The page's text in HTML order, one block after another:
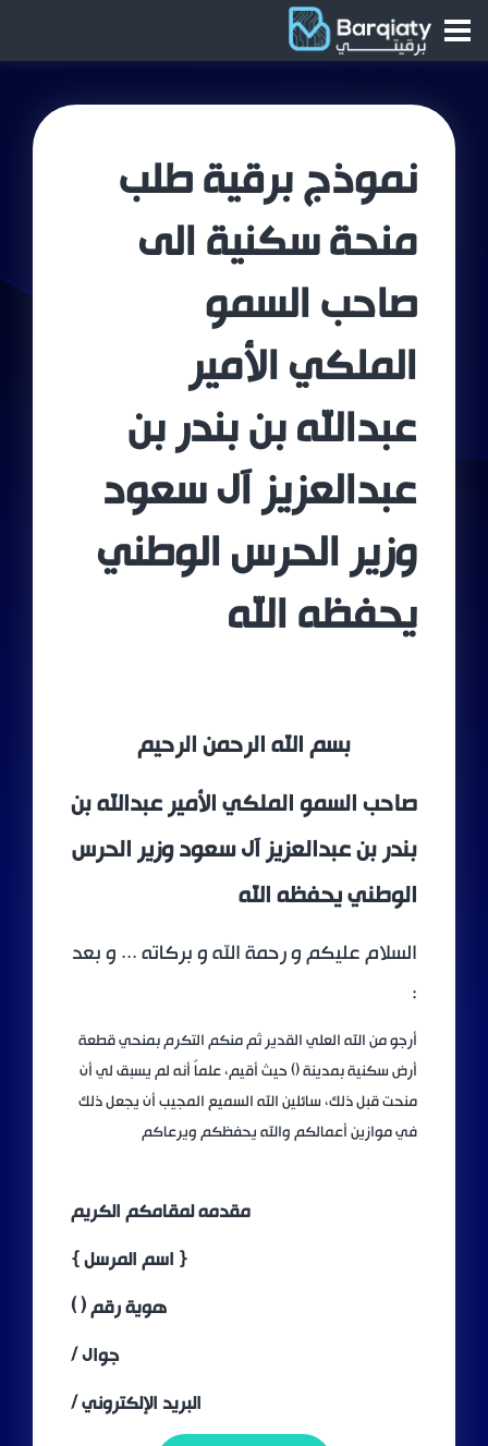
نموذج برقية طلب
منحة سكنية الى
صاحب السمو
الملكي الأمير
عبدالله بن بندر بن
عبدالعزيز آل سعود
وزير الحرس الوطني
يحفظه الله
بسم الله الرحمن الرحيم
صاحب السمو الملكي الأمير عبدالله بن
بندر بن عبدالعزيز آل سعود وزير الحرس
الوطني يحفظه الله
السلام عليكم و رحمة الله و بركاته ... و بعد
:
أرجو من الله العلي القدير ثم منكم التكرم بمنحي قطعة
أرض سكنية بمدينة () حيث أقيم، علماً أنه لم يسبق لي أن
منحت قبل ذلك، سائلين الله السميع المجيب أن يجعل ذلك
في موازين أعمالكم والله يحفظكم ويرعاكم
مقدمه لمقامكم الكريم
{ اسم المرسل }
هوية رقم ( )
جوال /
البريد الإلكتروني /